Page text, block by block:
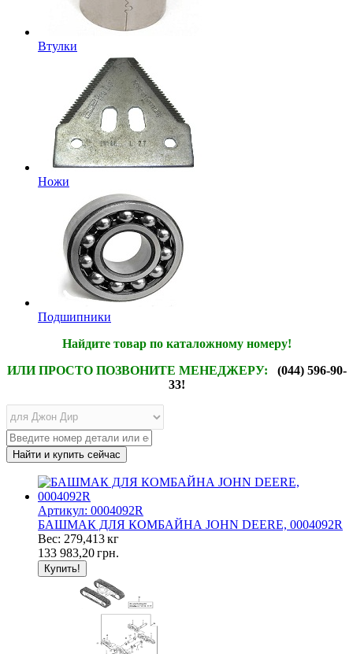
Втулки
Ножи
Подшипники
Найдите товар по каталожному номеру!
ИЛИ ПРОСТО ПОЗВОНИТЕ МЕНЕДЖЕРУ: (044) 596-90-
33!
Артикул: 0004092R
БАШМАК ДЛЯ КОМБАЙНА JOHN DEERE, 0004092R
Вес: 279,413 кг
133 983,20грн.